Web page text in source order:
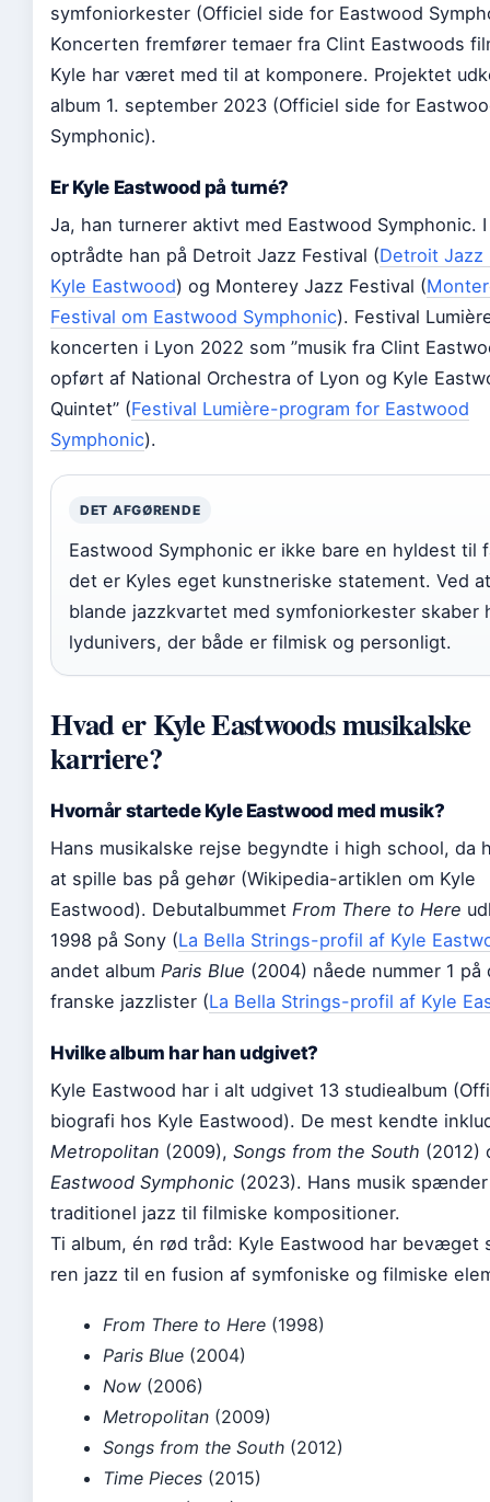
symfoniorkester (Officiel side for Eastwood
Koncerten fremfører temaer fra Clint Eastwoods
Kyle har været med til at komponere. Projektet
album 1. september 2023 (Officiel side for
Symphonic).
Er Kyle Eastwood på turné?
Ja, han turnerer aktivt med Eastwood Symphonic.
optrådte han på Detroit Jazz Festival (Detroit Jazz
Kyle Eastwood) og Monterey Jazz Festival (
Festival om Eastwood Symphonic). Festival
koncerten i Lyon 2022 som ”musik fra Clint
opført af National Orchestra of Lyon og Kyle
Quintet” (Festival Lumière-program for Eastwood
Symphonic).
DET AFGØRENDE
Eastwood Symphonic er ikke bare en hyldest til
det er Kyles eget kunstneriske statement. Ved at
blande jazzkvartet med symfoniorkester skaber
lydunivers, der både er filmisk og personligt.
Hvad er Kyle Eastwoods musikalske
karriere?
Hvornår startede Kyle Eastwood med musik?
Hans musikalske rejse begyndte i high school, da
at spille bas på gehør (Wikipedia-artiklen om Kyle
Eastwood). Debutalbummet From There to Here
1998 på Sony (La Bella Strings-profil af Kyle
andet album Paris Blue (2004) nåede nummer 1 på
franske jazzlister (La Bella Strings-profil af Kyle
Hvilke album har han udgivet?
Kyle Eastwood har i alt udgivet 13 studiealbum
biografi hos Kyle Eastwood). De mest kendte
Metropolitan (2009), Songs from the South (2012)
Eastwood Symphonic (2023). Hans musik
traditionel jazz til filmiske kompositioner.
Ti album, én rød tråd: Kyle Eastwood har bevæget
ren jazz til en fusion af symfoniske og filmiske
From There to Here (1998)
Paris Blue (2004)
Now (2006)
Metropolitan (2009)
Songs from the South (2012)
Time Pieces (2015)